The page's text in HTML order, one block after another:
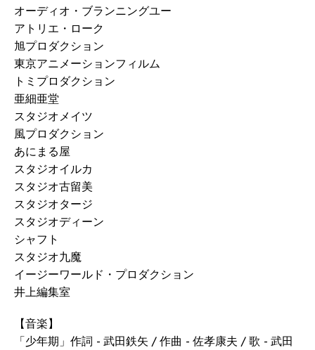
オーディオ・ブランニングユー
アトリエ・ローク
旭プロダクション
東京アニメーションフィルム
トミプロダクション
亜細亜堂
スタジオメイツ
風プロダクション
あにまる屋
スタジオイルカ
スタジオ古留美
スタジオタージ
スタジオディーン
シャフト
スタジオ九魔
イージーワールド・プロダクション
井上編集室
【音楽】
「少年期」作詞 - 武田鉄矢 / 作曲 - 佐孝康夫 / 歌 - 武田